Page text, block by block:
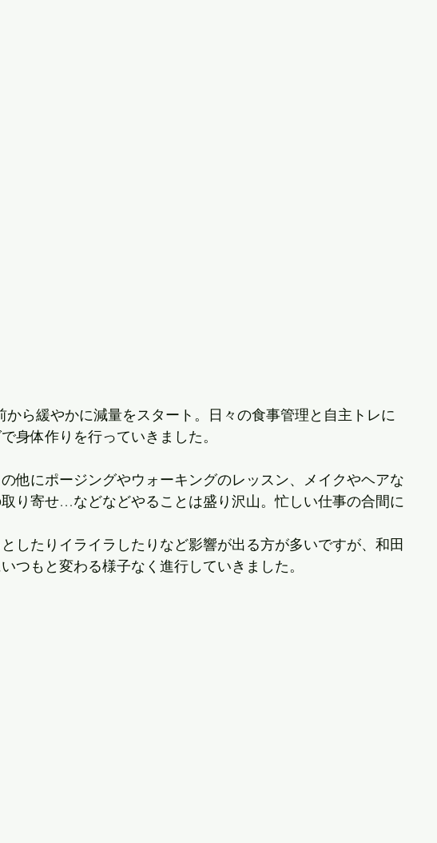
ら緩やかに減量をスタート。日々の食事管理と自主トレに
身体作りを行っていきました。
他にポージングやウォーキングのレッスン、メイクやヘアな
り寄せ…などなどやることは盛り沢山。忙しい仕事の合間に
したりイライラしたりなど影響が出る方が多いですが、和田
つもと変わる様子なく進行していきました。